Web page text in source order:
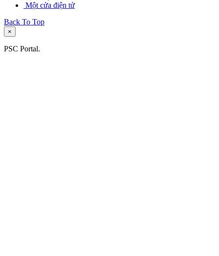
Một cửa điện tử
Back To Top
×
PSC Portal.